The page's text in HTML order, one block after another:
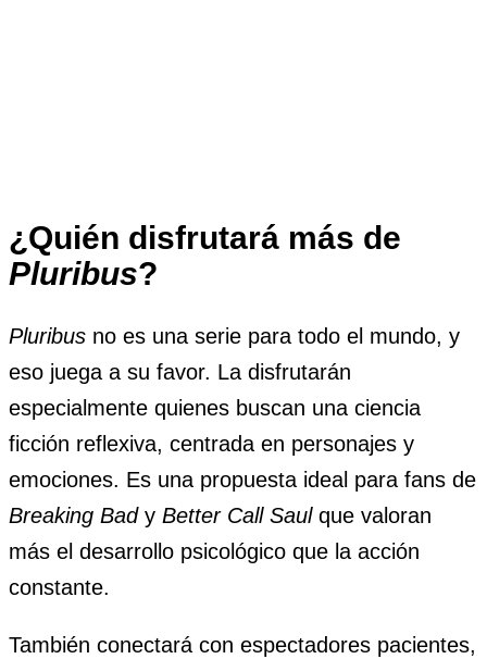
¿Quién disfrutará más de
Pluribus?
Pluribus no es una serie para todo el mundo, y
eso juega a su favor. La disfrutarán
especialmente quienes buscan una ciencia
ficción reflexiva, centrada en personajes y
emociones. Es una propuesta ideal para fans de
Breaking Bady Better Call Saulque valoran
más el desarrollo psicológico que la acción
constante.
También conectará con espectadores pacientes,